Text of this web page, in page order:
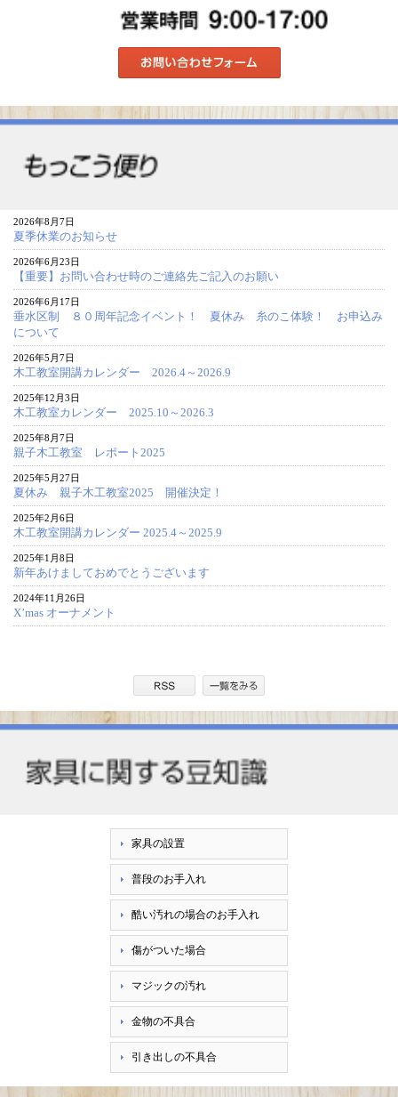
2026年8月7日
夏季休業のお知らせ
2026年6月23日
【重要】お問い合わせ時のご連絡先ご記入のお願い
2026年6月17日
垂水区制 ８０周年記念イベント！ 夏休み 糸のこ体験！ お申込み
について
2026年5月7日
木工教室開講カレンダー 2026.4～2026.9
2025年12月3日
木工教室カレンダー 2025.10～2026.3
2025年8月7日
親子木工教室 レポート2025
2025年5月27日
夏休み 親子木工教室2025 開催決定！
2025年2月6日
木工教室開講カレンダー 2025.4～2025.9
2025年1月8日
新年あけましておめでとうございます
2024年11月26日
X’mas オーナメント
家具の設置
普段のお手入れ
酷い汚れの場合のお手入れ
傷がついた場合
マジックの汚れ
金物の不具合
引き出しの不具合